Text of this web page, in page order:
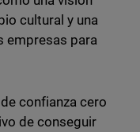
cultural y una
empresas para
confianza cero
de conseguir